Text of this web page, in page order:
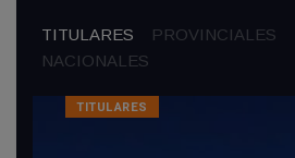
TITULARES PROVINCIALES
NACIONALES
TITULARES